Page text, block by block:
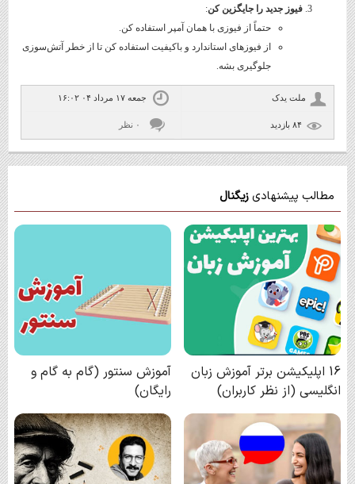
فیوز جدید را جایگزین کن:
حتماً از فیوزی با همان آمپر استفاده کن.
از فیوزهای استاندارد و باکیفیت استفاده کن تا از خطر آتش‌سوزی
جلوگیری بشه.
ملت یدک جمعه ۱۷ مرداد ۰۴ ۱۶:۰۲
۰ نظر